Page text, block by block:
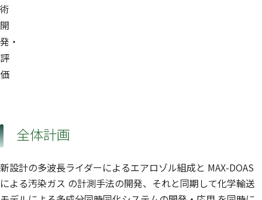
術
開
発・
評
価
全体計画
新設計の多波長ライダーによるエアロゾル組成と MAX-DOAS
による汚染ガス の計測手法の開発、それと同期して化学輸送